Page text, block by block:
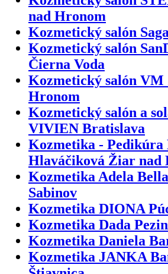
nad Hronom
Kozmetický salón
Kozmetický salón
Čierna Voda
Kozmetický salón VM
Hronom
Kozmetický salón a
VIVIEN Bratislava
Kozmetika - Pedikúra
Hlaváčiková Žiar nad
Kozmetika Adela
Sabinov
Kozmetika DIONA
Kozmetika Dada
Kozmetika Daniela
Kozmetika JANKA